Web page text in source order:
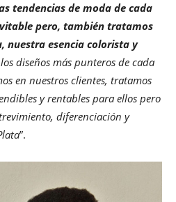
tendencias de moda de cada
pero, también tratamos
nuestra esencia colorista y
diseños más punteros de cada
en nuestros clientes, tratamos
y rentables para ellos pero
diferenciación y
”.